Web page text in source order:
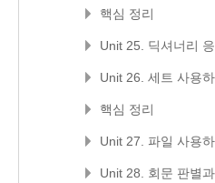
핵심 정리
Unit 25. 딕셔너리
Unit 26. 세트 사용
핵심 정리
Unit 27. 파일 사용
Unit 28. 회문 판별